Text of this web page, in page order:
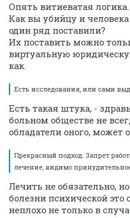
Опять витиеватая логика.
Как вы убийцу и
один ряд поставили?
Их поставить можно
виртуальную
как.
Есть исследования, или сами
Есть такая штука, -
больном обществе не
обладатели оного, может
Прекрасный подход. Запрет
лечение, видимо
Лечить не обязательно,
болезни психической
неплохо не только в